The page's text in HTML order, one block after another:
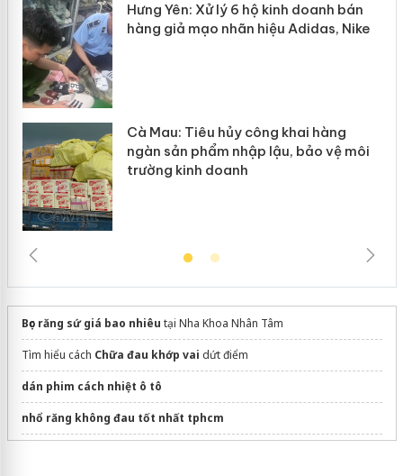
Hưng Yên: Xử lý 6 hộ kinh doanh bán
hàng giả mạo nhãn hiệu Adidas, Nike
Cà Mau: Tiêu hủy công khai hàng
ngàn sản phẩm nhập lậu, bảo vệ môi
trường kinh doanh
Bọc răng sứ giá bao nhiêu tại Nha Khoa Nhân Tâm
Tìm hiểu cách Chữa đau khớp vai dứt điểm
dán phim cách nhiệt ô tô
nhổ răng không đau tốt nhất tphcm